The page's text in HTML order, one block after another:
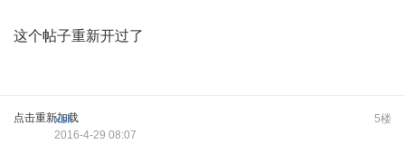
这个帖子重新开过了
点击重新加载 5楼
xsl
2016-4-29 08:07